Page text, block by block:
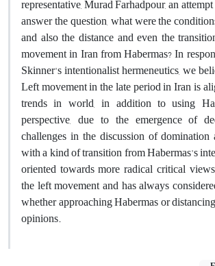
representative, Murad Farhadpour, an
answer the question, what were the
and also the distance and even the
movement in Iran from Habermas? In
Skinner's intentionalist hermeneutics, we
Left movement in the late period in Iran is
trends in world, in addition to using
perspective, due to the emergence of
challenges in the discussion of
with a kind of transition from Habermas's
oriented towards more radical critical
the left movement and has always
whether approaching Habermas or
opinions.